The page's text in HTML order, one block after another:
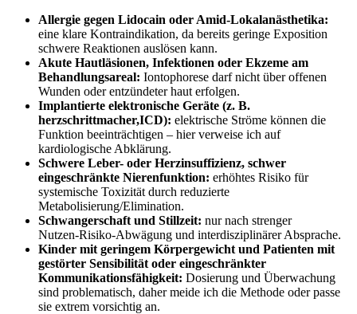
Allergie gegen Lidocain oder Amid‑Lokalanästhetika:
eine klare‌ Kontraindikation,‍ da bereits ⁤geringe Exposition
schwere Reaktionen auslösen kann.
Akute Hautläsionen, Infektionen⁢ oder Ekzeme am
Behandlungsareal: Iontophorese​ darf nicht über offenen‌
Wunden ‍oder​ entzündeter haut erfolgen.
Implantierte‍ elektronische Geräte (z. B.
herzschrittmacher,ICD): elektrische Ströme ​können ​die
Funktion beeinträchtigen‌ – hier verweise ich auf
kardiologische ⁣Abklärung.
Schwere Leber- ⁤oder‌ Herzinsuffizienz, schwer
eingeschränkte Nierenfunktion: erhöhtes‍ Risiko für
systemische⁣ Toxizität durch reduzierte ​
Metabolisierung/Elimination.
Schwangerschaft und Stillzeit: nur nach strenger
Nutzen‑Risiko‑Abwägung und interdisziplinärer Absprache.
Kinder mit geringem Körpergewicht​ und Patienten mit
gestörter ​Sensibilität oder ⁣eingeschränkter
Kommunikationsfähigkeit: Dosierung und Überwachung
sind ⁤problematisch, daher meide ich die Methode oder passe
sie extrem vorsichtig an.